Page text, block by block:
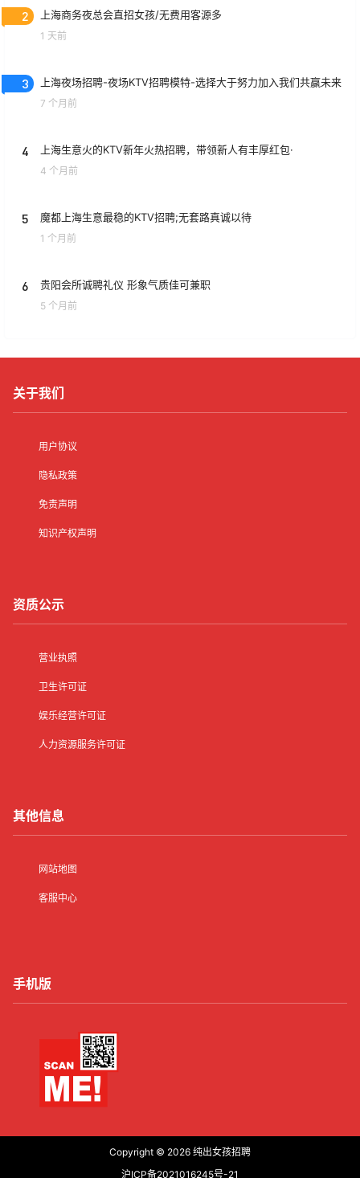
2 上海商务夜总会直招女孩/无费用客源多
1 天前
3 上海夜场招聘-夜场KTV招聘模特-选择大于努力加入我们共赢未来
7 个月前
4 上海生意火的KTV新年火热招聘，带领新人有丰厚红包·
4 个月前
5 魔都上海生意最稳的KTV招聘;无套路真诚以待
1 个月前
6 贵阳会所诚聘礼仪 形象气质佳可兼职
5 个月前
关于我们
用户协议
隐私政策
免责声明
知识产权声明
资质公示
营业执照
卫生许可证
娱乐经营许可证
人力资源服务许可证
其他信息
网站地图
客服中心
手机版
Copyright © 2026 纯出女孩招聘
沪ICP备2021016245号-21